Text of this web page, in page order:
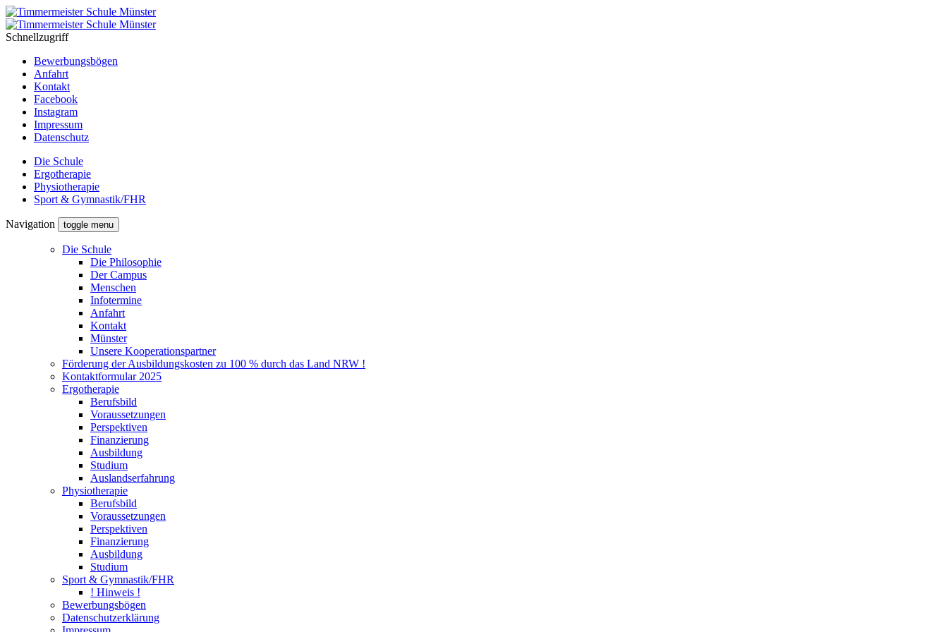
Schnellzugriff
Bewerbungsbögen
Anfahrt
Kontakt
Facebook
Instagram
Impressum
Datenschutz
Die Schule
Ergotherapie
Physiotherapie
Sport & Gymnastik/FHR
Navigation toggle menu
Die Schule
Die Philosophie
Der Campus
Menschen
Infotermine
Anfahrt
Kontakt
Münster
Unsere Kooperationspartner
Förderung der Ausbildungskosten zu 100 % durch das Land NRW !
Kontaktformular 2025
Ergotherapie
Berufsbild
Voraussetzungen
Perspektiven
Finanzierung
Ausbildung
Studium
Auslandserfahrung
Physiotherapie
Berufsbild
Voraussetzungen
Perspektiven
Finanzierung
Ausbildung
Studium
Sport & Gymnastik/FHR
! Hinweis !
Bewerbungsbögen
Datenschutzerklärung